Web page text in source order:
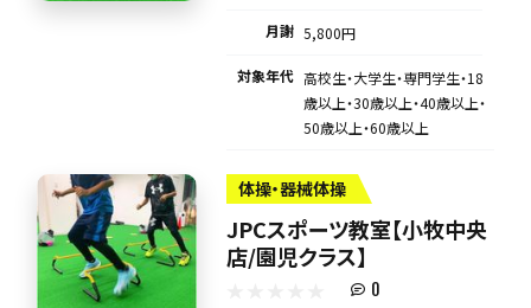
月謝 5,800円
対象年代 高校生・大学生・専門学生・18
歳以上・30歳以上・40歳以上・
50歳以上・60歳以上
体操・器械体操
JPCスポーツ教室【小牧中央
店/園児クラス】
0